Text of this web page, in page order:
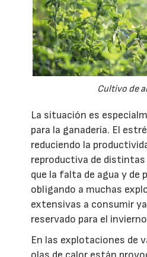
Cultivo de
La situación es
para la ganadería. El
reduciendo la
reproductiva de
que la falta de agua y de
obligando a muchas
extensivas a consumir
reservado para el
En las explotaciones de